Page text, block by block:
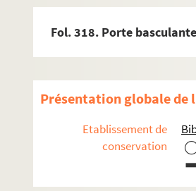
Fol. 318. Porte
Présentation globale de
Etablissement de
conservation
4-MS-2662. Documents
2-MS-2665. Documents
4-MS-2667. Documents de
4-MS-2668. Documents de